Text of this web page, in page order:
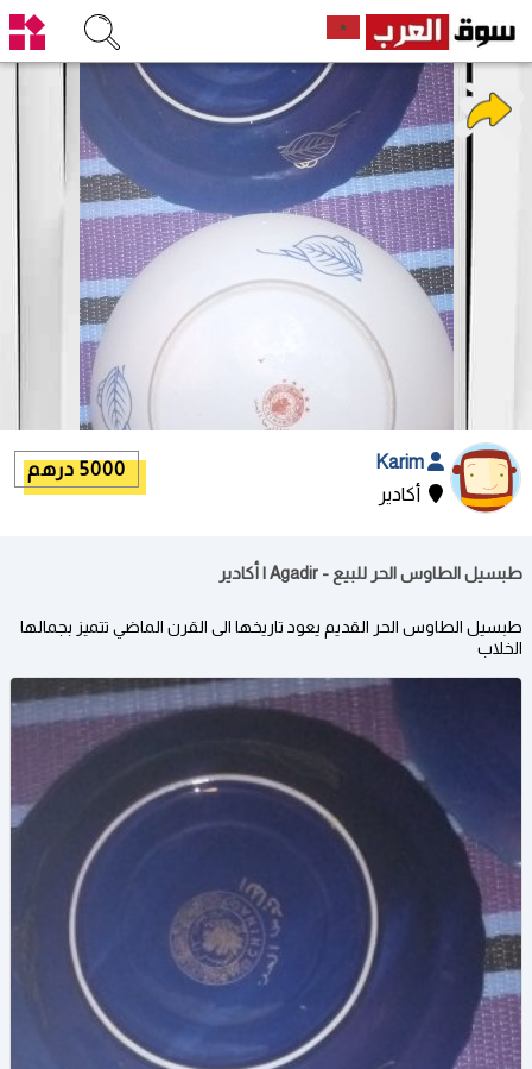
أكادير
5000 درهم
طبسيل الطاوس الحر للبيع - Agadir | أكادير
طبسيل الطاوس الحر القديم يعود تاريخها الى القرن الماضي تتميز بجمالها
الخلاب